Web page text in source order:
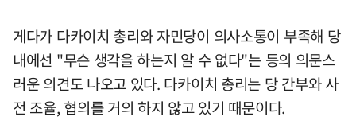
게다가 다카이치 총리와 자민당이 의사소통이 부족해 당
내에선 "무슨 생각을 하는지 알 수 없다"는 등의 의문스
러운 의견도 나오고 있다. 다카이치 총리는 당 간부와 사
전 조율, 협의를 거의 하지 않고 있기 때문이다.